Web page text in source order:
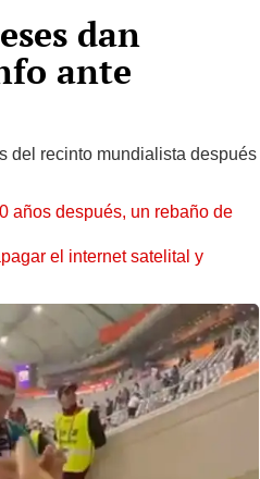
dan
ante
del recinto mundialista después
años después, un rebaño de
el internet satelital y